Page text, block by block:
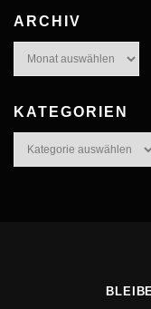
ARCHIV
KATEGORIEN